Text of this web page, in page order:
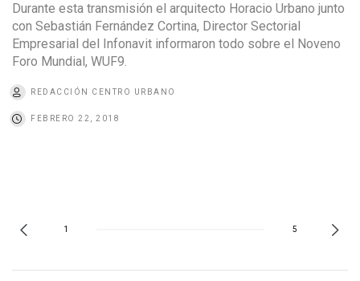
Durante esta transmisión el arquitecto Horacio Urbano junto
con Sebastián Fernández Cortina, Director Sectorial
Empresarial del Infonavit informaron todo sobre el Noveno
Foro Mundial, WUF9.
REDACCIÓN CENTRO URBANO
FEBRERO 22, 2018
1 5